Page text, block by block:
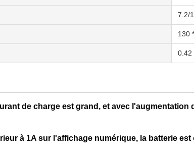
7.2/
130
0.42
de charge est grand, et avec
à 1A sur l'affichage numérique, la batterie